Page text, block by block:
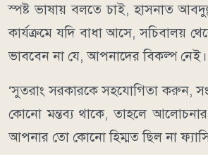
স্পষ্ট ভাষায় বলতে চাই, হাসনাত
কার্যক্রমে যদি বাধা আসে, সচিবালয়
ভাববেন না যে, আপনাদের বিকল্প
‘সুতরাং সরকারকে সহযোগিতা করুন,
কোনো মন্তব্য থাকে, তাহলে আলোচনার
আপনার তো কোনো হিম্মত ছিল না